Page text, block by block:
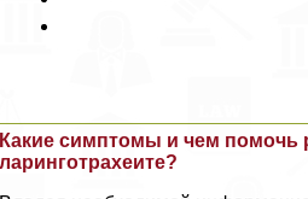
Какие симптомы и чем помочь
ларинготрахеите?